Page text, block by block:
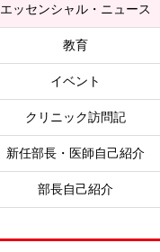
エッセンシャル・ニュース
教育
イベント
クリニック訪問記
新任部長・医師自己紹介
部長自己紹介